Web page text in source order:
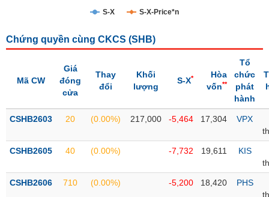
thái
cổ
Quy
thị
trường
yết
yết
S-X S-X-Price*n
Chứng quyền cùng CKCS (SHB)
Mã CW
Giá
đóng
cửa
Thay
đổi
Khối
lượng
S-X*
Hòa
vốn**
Tổ
chức
phát
hành
CSHB2603 20 (0.00%) 217,000 -5,464 17,304
VPX
CSHB2605 40 (0.00%) -7,732 19,611
KIS
CSHB2606 710 (0.00%) -5,200 18,420 PHS
NGÀNH
CỔ